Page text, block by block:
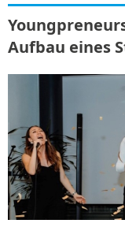
Aufbau eines